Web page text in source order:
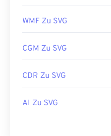
WMF Zu SVG
CGM Zu SVG
CDR Zu SVG
AI Zu SVG